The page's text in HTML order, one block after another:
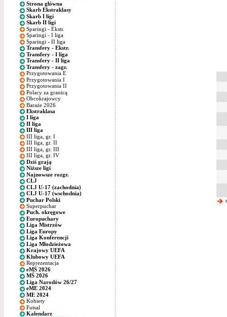
Strona główna
Skarb Ekstraklasy
Skarb I ligi
Skarb II ligi
Sparingi - Ekstr.
Sparingi - I liga
Sparingi - II liga
Transfery - Ekstr.
Transfery - I liga
Transfery - II liga
Transfery - zagr.
Przygotowania E
Przygotowania I
Przygotowania II
Polacy za granicą
Obcokrajowcy
Baraże 2026
Ekstraklasa
I liga
II liga
III liga
III liga, gr. I
III liga, gr. II
III liga, gr. III
III liga, gr. IV
Dziś grają
Niższe ligi
Najnowsze rozgr.
CLJ
CLJ U-17 (zachodnia)
CLJ U-17 (wschodnia)
Puchar Polski
Superpuchar
Puch. okręgowe
Europuchary
Liga Mistrzów
Liga Europy
Liga Konferencji
Liga Młodzieżowa
Krajowy UEFA
Klubowy UEFA
Reprezentacja
eMŚ 2026
MŚ 2026
Liga Narodów 26/27
eME 2024
ME 2024
Kobiety
Futsal
Kalendarz